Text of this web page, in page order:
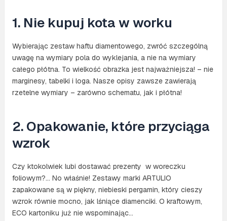
1. Nie kupuj kota w worku
Wybierając zestaw haftu diamentowego, zwróć szczególną
uwagę na wymiary pola do wyklejania, a nie na wymiary
całego płótna. To wielkość obrazka jest najważniejsza! – nie
marginesy, tabelki i loga. Nasze opisy zawsze zawierają
rzetelne wymiary – zarówno schematu, jak i płótna!
2. Opakowanie, które przyciąga
wzrok
Czy ktokolwiek lubi dostawać prezenty w woreczku
foliowym?… No właśnie! Zestawy marki ARTULIO
zapakowane są w piękny, niebieski pergamin, który cieszy
wzrok równie mocno, jak lśniące diamenciki. O kraftowym,
ECO kartoniku już nie wspominając…